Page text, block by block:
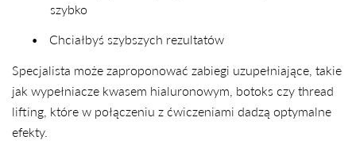
szybko
•
Chciałbyś szybszych rezultatów
Specjalista może zaproponować zabiegi uzupełniające, takie
jak wypełniacze kwasem hialuronowym, botoks czy thread
lifting, które w połączeniu z ćwiczeniami dadzą optymalne
efekty.